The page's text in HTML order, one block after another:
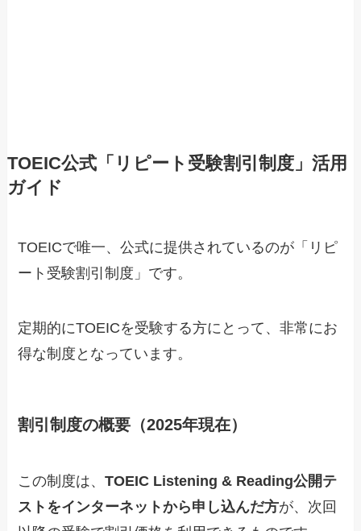
TOEIC公式「リピート受験割引制度」活用
ガイド
TOEICで唯一、公式に提供されているのが「リピ
ート受験割引制度」です。
定期的にTOEICを受験する方にとって、非常にお
得な制度となっています。
割引制度の概要（2025年現在）
この制度は、TOEIC Listening & Reading公開テ
ストをインターネットから申し込んだ方が、次回